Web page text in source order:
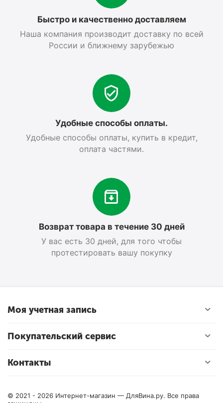
Быстро и качественно доставляем
Наша компания производит доставку по всей
России и ближнему зарубежью
Удобные способы оплаты.
Удобные способы оплаты, купить в кредит,
оплата частями.
Возврат товара в течение 30 дней
У вас есть 30 дней, для того чтобы
протестировать вашу покупку
Моя учетная запись
Покупательский сервис
Контакты
© 2021 - 2026 Интернет-магазин — ДляВина.ру. Все права